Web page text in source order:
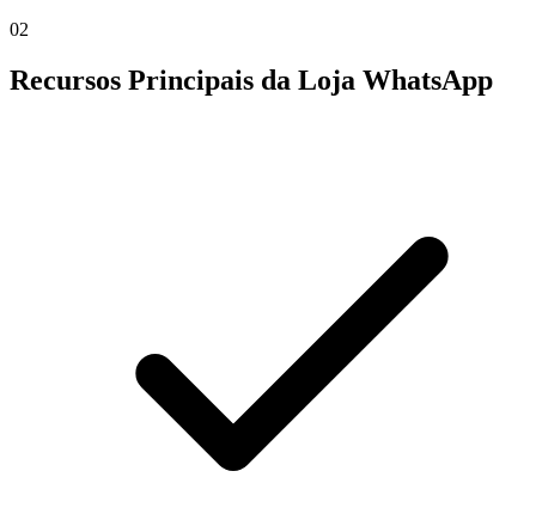
02
Recursos Principais da Loja WhatsApp